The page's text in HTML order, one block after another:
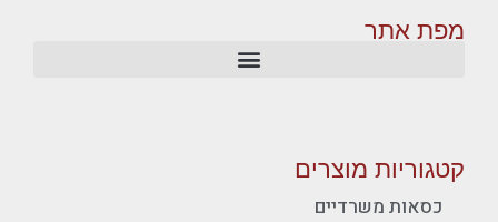
מפת אתר
קטגוריות מוצרים
כסאות משרדיים